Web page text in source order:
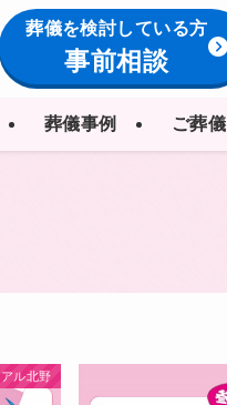
葬儀事例 ご葬
葬儀を検討している方
事前相談
ル北野